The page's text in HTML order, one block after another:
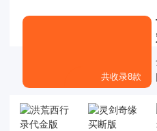
共收录8款